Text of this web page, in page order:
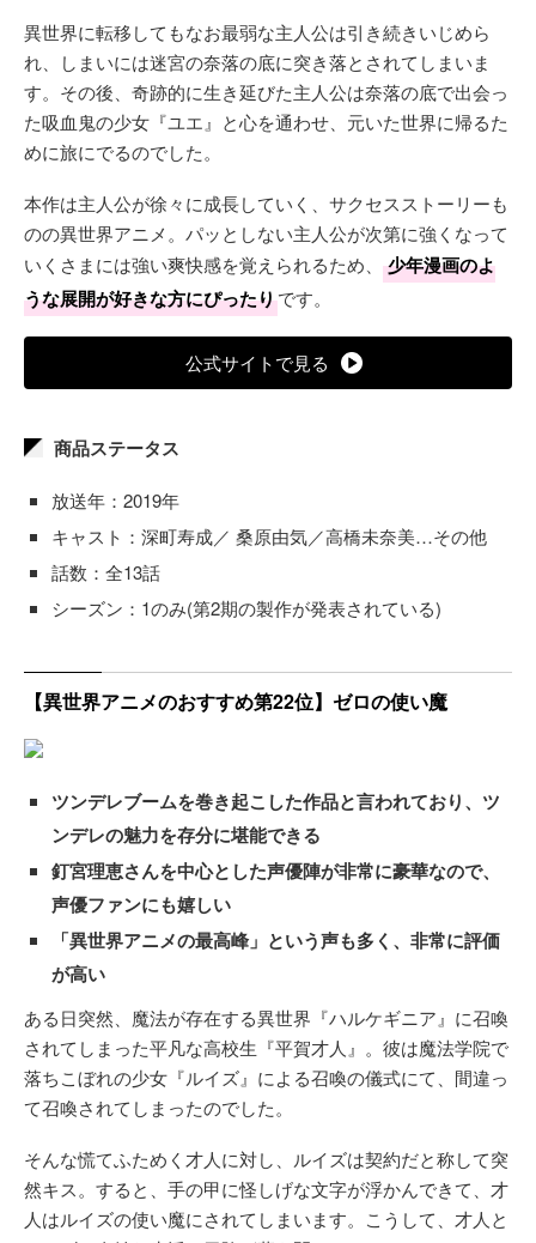
異世界に転移してもなお最弱な主人公は引き続きいじめら
れ、しまいには迷宮の奈落の底に突き落とされてしまいま
す。その後、奇跡的に生き延びた主人公は奈落の底で出会っ
た吸血鬼の少女『ユエ』と心を通わせ、元いた世界に帰るた
めに旅にでるのでした。
本作は主人公が徐々に成長していく、サクセスストーリーも
のの異世界アニメ。パッとしない主人公が次第に強くなって
いくさまには強い爽快感を覚えられるため、
少年漫画のよ
うな展開が好きな方にぴったりです。
公式サイトで見る
商品ステータス
放送年：2019年
キャスト：深町寿成／ 桑原由気／高橋未奈美…その他
話数：全13話
シーズン：1のみ(第2期の製作が発表されている)
【異世界アニメのおすすめ第22位】ゼロの使い魔
ツンデレブームを巻き起こした作品と言われており、ツ
ンデレの魅力を存分に堪能できる
釘宮理恵さんを中心とした声優陣が非常に豪華なので、
声優ファンにも嬉しい
「異世界アニメの最高峰」という声も多く、非常に評価
が高い
ある日突然、魔法が存在する異世界『ハルケギニア』に召喚
されてしまった平凡な高校生『平賀才人』。彼は魔法学院で
落ちこぼれの少女『ルイズ』による召喚の儀式にて、間違っ
て召喚されてしまったのでした。
そんな慌てふためく才人に対し、ルイズは契約だと称して突
然キス。すると、手の甲に怪しげな文字が浮かんできて、才
人はルイズの使い魔にされてしまいます。こうして、才人と